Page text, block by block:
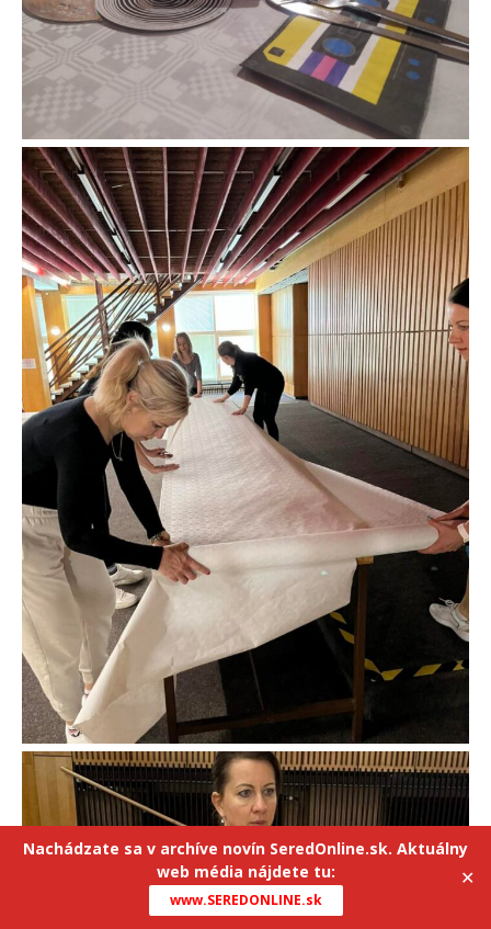
Nachádzate sa v archíve novín SeredOnline.sk. Aktuálny
web média nájdete tu:
www.SEREDONLINE.sk
✕